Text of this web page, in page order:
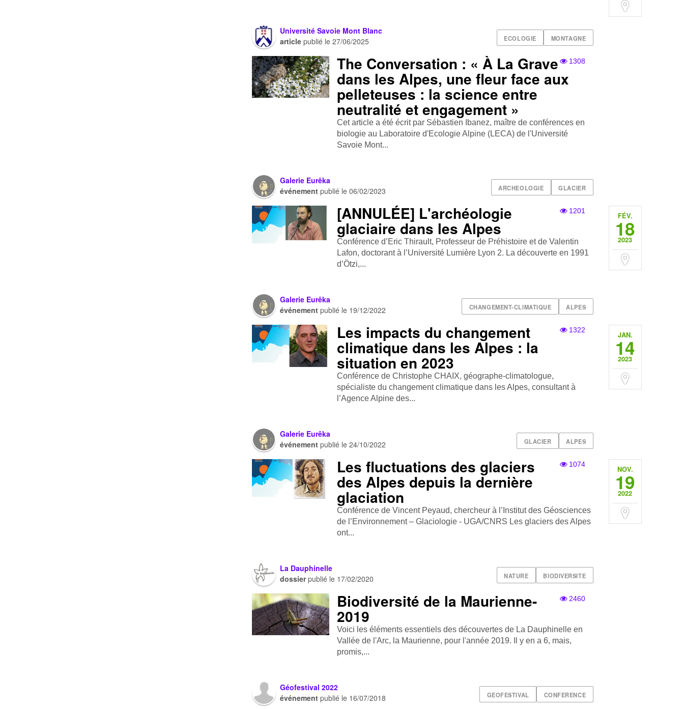
ECOLOGIE MONTAGNE
Université Savoie Mont Blanc
article publié le27/06/2025
1308
The Conversation : « À La Grave
dans les Alpes, une fleur face aux
pelleteuses : la science entre
neutralité et engagement »
Cet article a été écrit par Sébastien Ibanez, maître de conférences en
biologie au Laboratoire d'Ecologie Alpine (LECA) de l'Université
Savoie Mont...
ARCHEOLOGIE GLACIER
Galerie Eurêka
événement publié le06/02/2023
FÉV.
18
2023
1201
[ANNULÉE] L'archéologie
glaciaire dans les Alpes
Conférence d’Eric Thirault, Professeur de Préhistoire et de Valentin
Lafon, doctorant à l’Université Lumière Lyon 2. La découverte en 1991
d’Ötzi,...
CHANGEMENT-CLIMATIQUE ALPES
Galerie Eurêka
événement publié le 19/12/2022
JAN.
14
2023
1322
Les impacts du changement
climatique dans les Alpes : la
situation en 2023
Conférence de Christophe CHAIX, géographe-climatologue,
spécialiste du changement climatique dans les Alpes, consultant à
l’Agence Alpine des...
GLACIER ALPES
Galerie Eurêka
événement publié le24/10/2022
NOV.
19
2022
1074
Les fluctuations des glaciers
des Alpes depuis la dernière
glaciation
Conférence de Vincent Peyaud, chercheur à l’Institut des Géosciences
de l’Environnement – Glaciologie - UGA/CNRS Les glaciers des Alpes
ont...
NATURE BIODIVERSITE
La Dauphinelle
dossierpublié le 17/02/2020
2460
Biodiversité de la Maurienne-
2019
Voici les éléments essentiels des découvertes de La Dauphinelle en
Vallée de l'Arc, la Maurienne, pour l'année 2019. Il y en a 6, mais,
promis,...
GEOFESTIVAL CONFERENCE
Géofestival 2022
événement publié le 16/07/2018